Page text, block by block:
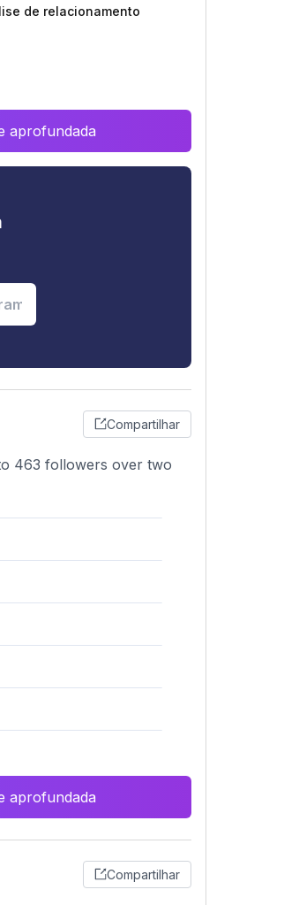
de relacionamento
aprofundada
Compartilhar
463 followers over two
aprofundada
Compartilhar